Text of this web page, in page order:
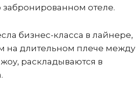
отеле.
бизнес-класса в лайнере,
на длительном плече между
раскладываются в